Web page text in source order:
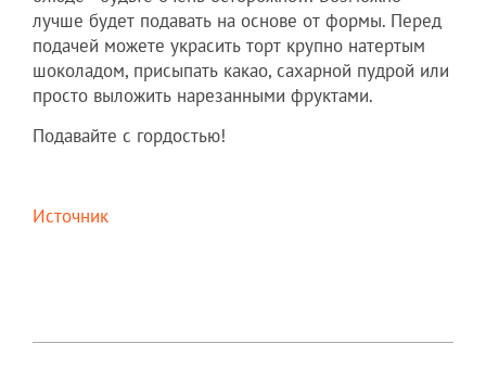
лучше будет подавать на основе от формы. Перед
подачей можете украсить торт крупно натертым
шоколадом, присыпать какао, сахарной пудрой или
просто выложить нарезанными фруктами.
Подавайте с гордостью!
Источник